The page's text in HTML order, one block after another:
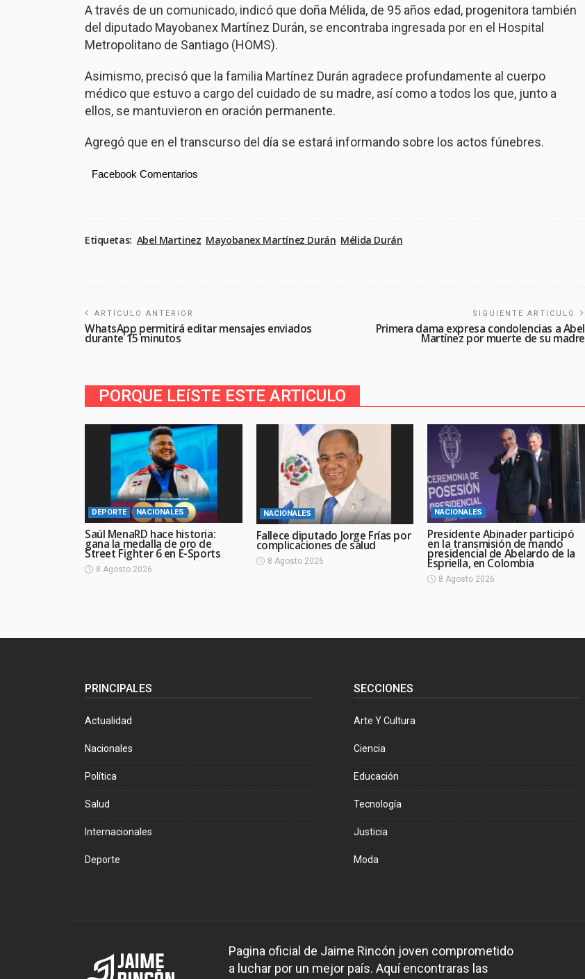
A través de un comunicado, indicó que doña Mélida, de 95 años edad, progenitora también
del diputado Mayobanex Martínez Durán, se encontraba ingresada por en el Hospital
Metropolitano de Santiago (HOMS).
Asimismo, precisó que la familia Martínez Durán agradece profundamente al cuerpo
médico que estuvo a cargo del cuidado de su madre, así como a todos los que, junto a
ellos, se mantuvieron en oración permanente.
Agregó que en el transcurso del día se estará informando sobre los actos fúnebres.
Facebook Comentarios
Etiquetas: Abel Martinez Mayobanex Martínez Durán Mélida Durán
ARTÍCULO ANTERIOR
WhatsApp permitirá editar mensajes enviados
durante 15 minutos
SIGUIENTE ARTICULO
Primera dama expresa condolencias a Abel
Martínez por muerte de su madre
PORQUE LEíSTE ESTE ARTICULO
DEPORTE NACIONALES
Saúl MenaRD hace historia:
gana la medalla de oro de
Street Fighter 6 en E-Sports
8 Agosto 2026
NACIONALES
Fallece diputado Jorge Frías por
complicaciones de salud
8 Agosto 2026
NACIONALES
Presidente Abinader participó
en la transmisión de mando
presidencial de Abelardo de la
Espriella, en Colombia
8 Agosto 2026
PRINCIPALES
Actualidad
Nacionales
Política
Salud
Internacionales
Deporte
SECCIONES
Arte Y Cultura
Ciencia
Educación
Tecnología
Justicia
Moda
Pagina oficial de Jaime Rincón joven comprometido
a luchar por un mejor país. Aquí encontraras las